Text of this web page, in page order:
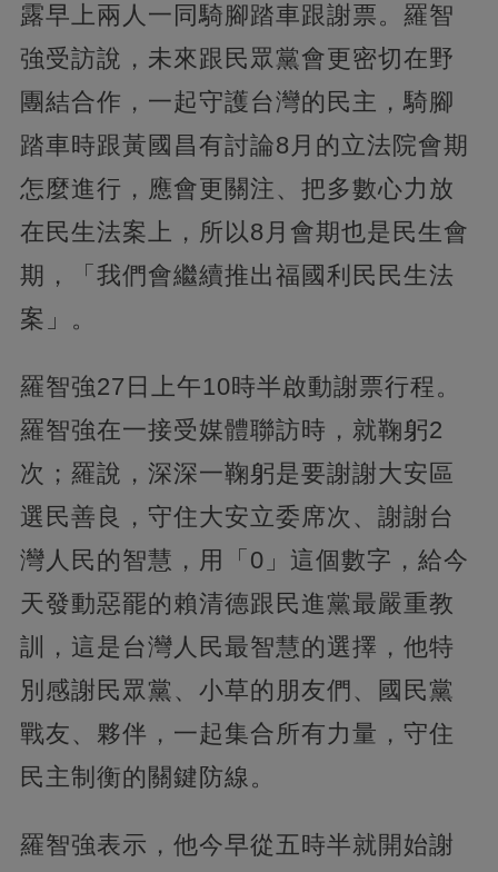
露早上兩人一同騎腳踏車跟謝票。羅智
強受訪說，未來跟民眾黨會更密切在野
團結合作，一起守護台灣的民主，騎腳
踏車時跟黃國昌有討論8月的立法院會期
怎麼進行，應會更關注、把多數心力放
在民生法案上，所以8月會期也是民生會
期，「我們會繼續推出福國利民民生法
案」。
羅智強27日上午10時半啟動謝票行程。
羅智強在一接受媒體聯訪時，就鞠躬2
次；羅說，深深一鞠躬是要謝謝大安區
選民善良，守住大安立委席次、謝謝台
灣人民的智慧，用「0」這個數字，給今
天發動惡罷的賴清德跟民進黨最嚴重教
訓，這是台灣人民最智慧的選擇，他特
別感謝民眾黨、小草的朋友們、國民黨
戰友、夥伴，一起集合所有力量，守住
民主制衡的關鍵防線。
羅智強表示，他今早從五時半就開始謝